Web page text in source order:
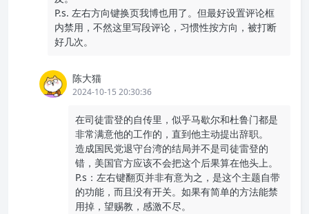
P.s. 左右方向键换页我博也用了。但最好设置评论框
内禁用，不然这里写段评论，习惯性按方向，被打断
好几次。
陈大猫
2024-10-15 20:30:36
在司徒雷登的自传里，似乎马歇尔和杜鲁门都是
非常满意他的工作的，直到他主动提出辞职。
造成国民党退守台湾的结局并不是司徒雷登的
错，美国官方应该不会把这个后果算在他头上。
P.s：左右键翻页并非有意为之，是这个主题自带
的功能，而且没有开关。如果有简单的方法能禁
用掉，望赐教，感激不尽。